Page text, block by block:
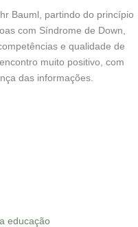
Bauml, partindo do princípio
com Síndrome de Down,
e qualidade de
muito positivo, com
das informações.
educação